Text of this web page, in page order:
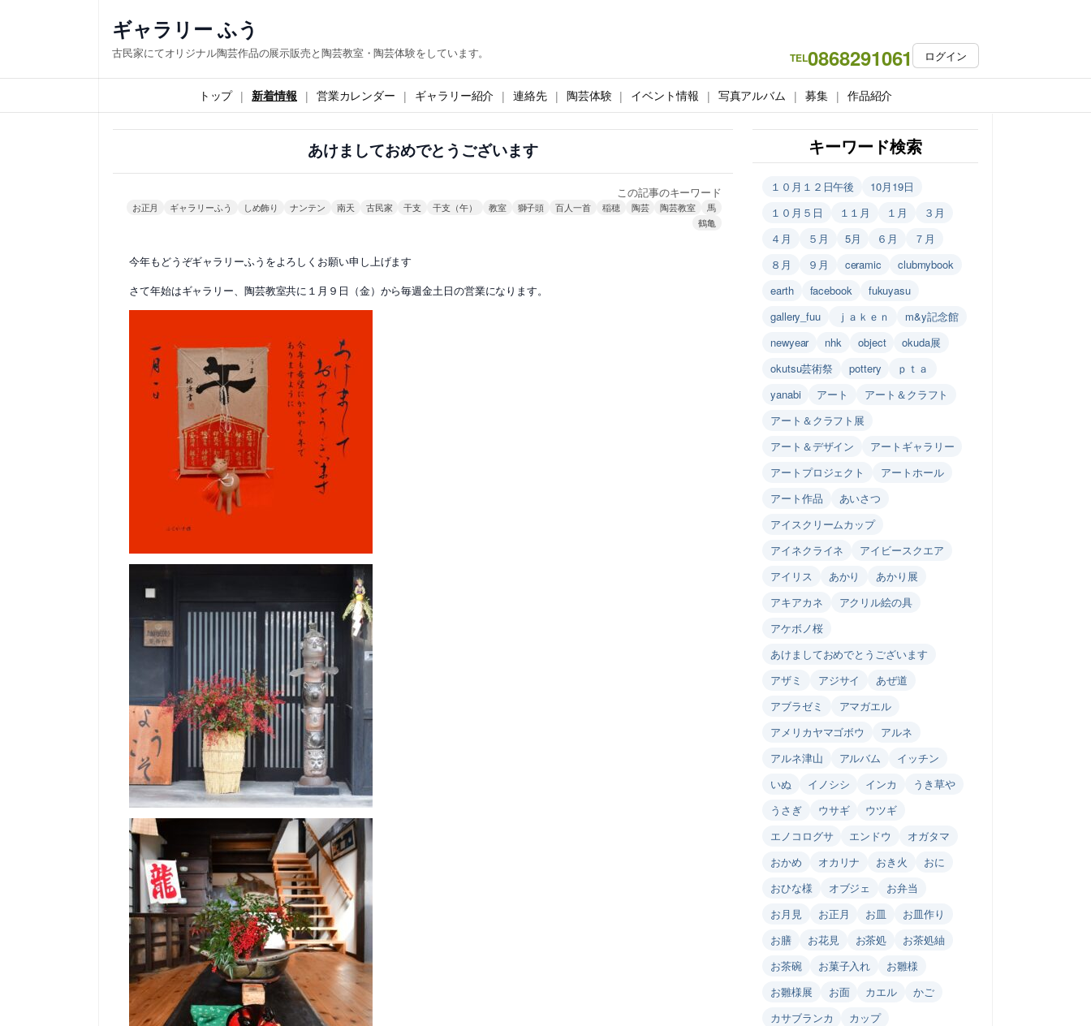
ス
キ
ギャラリー ふう
古民家にてオリジナル陶芸作品の展示販売と陶芸教室・陶芸体験をしています。 TEL0868291061 ログイン
トップ 新着情報 営業カレンダー ギャラリー紹介 連絡先 陶芸体験 イベント情報 写真アルバム 募集 作品紹介
あけましておめでとうございます
この記事のキーワード
お正月 ギャラリーふう しめ飾り ナンテン 南天 古民家 干支 干支（午） 教室 獅子頭 百人一首 稲穂 陶芸 陶芸教室
馬
鶴亀
今年もどうぞギャラリーふうをよろしくお願い申し上げます
さて年始はギャラリー、陶芸教室共に１月９日（金）から毎週金土日の営業になります。
キーワード検索
１０月１２日午後
10月19日
１０月５日
１１月 １月
３月
４月
５月 5月 ６月
７月
８月
９月 ceramic
clubmybook
earth
facebook
fukuyasu
gallery_fuu
ｊａｋｅｎ
m&y記念館
newyear
nhk object
okuda展
okutsu芸術祭
pottery
ｐｔａ
yanabi
アート
アート＆クラフト
アート＆クラフト展
アート＆デザイン
アートギャラリー
アートプロジェクト
アートホール
アート作品
あいさつ
アイスクリームカップ
アイネクライネ
アイビースクエア
アイリス
あかり
あかり展
アキアカネ
アクリル絵の具
アケボノ桜
あけましておめでとうございます
アザミ
アジサイ
あぜ道
アブラゼミ
アマガエル
アメリカヤマゴボウ
アルネ
アルネ津山
アルバム
イッチン
いぬ
イノシシ インカ
うき草や
うさぎ
ウサギ
ウツギ
エノコログサ
エンドウ
オガタマ
おかめ
オカリナ おき火
おに
おひな様
オブジェ
お弁当
お月見
お正月 お皿
お皿作り
お膳
お花見 お茶処
お茶処紬
お茶碗
お菓子入れ
お雛様
お雛様展
お面 カエル
かご
カサブランカ
カップ